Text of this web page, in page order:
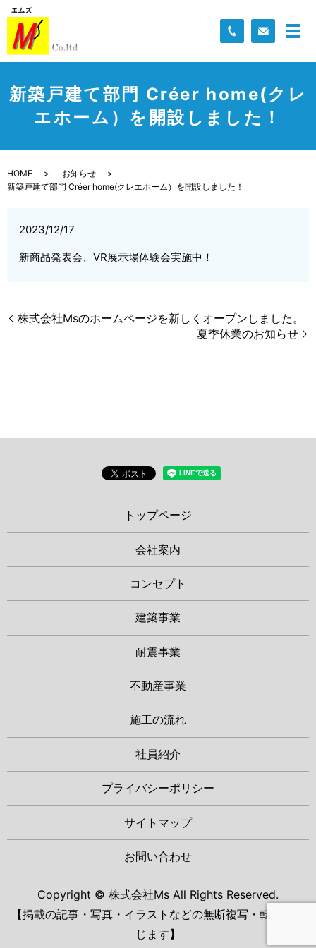
新築戸建て部門 Créer home(クレ
エホーム）を開設しました！
HOME
お知らせ
新築戸建て部門 Créer home(クレエホーム）を開設しました！
2023/12/17
新商品発表会、VR展示場体験会実施中！
株式会社Msのホームページを新しくオープンしました。
夏季休業のお知らせ
トップページ
会社案内
コンセプト
建築事業
耐震事業
不動産事業
施工の流れ
社員紹介
プライバシーポリシー
サイトマップ
お問い合わせ
Copyright © 株式会社Ms All Rights Reserved.
【掲載の記事・写真・イラストなどの無断複写・転載を禁
じます】